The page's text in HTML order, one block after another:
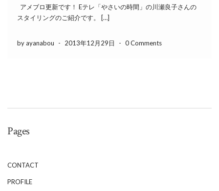
アメブロ更新です！ Eテレ「やさいの時間」の川瀬良子さんの
スタイリングのご紹介です。 […]
by ayanabou - 2013年12月29日 - 0 Comments
Pages
CONTACT
PROFILE